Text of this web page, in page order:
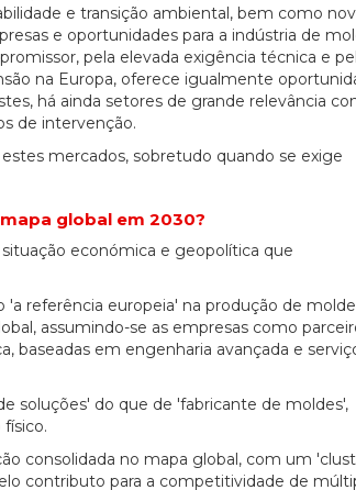
e transição ambiental, bem como
e oportunidades para a indústria de
pela elevada exigência técnica e
na Europa, oferece igualmente
há ainda setores de grande relevância
de intervenção.
mercados, sobretudo quando se exige
global em 2030?
económica e geopolítica que
referência europeia' na produção de
assumindo-se as empresas como
baseadas em engenharia avançada e
soluções' do que de 'fabricante de moldes',
consolidada no mapa global, com um
contributo para a competitividade de